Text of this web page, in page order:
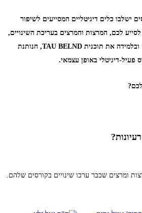
ישלבו כלים דיגיטליים המסייעים לשיפור
לסייע לכם, המרצות והמרצים בעריכת השינויים,
את תוכנית TAU BELND, הנותנת
דיגיטלי באופן עצמאי.
ומרצים שכבר ערכו שינויים בקורסים שלהם.